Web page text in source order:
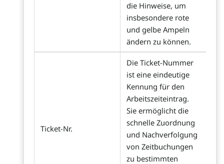
die Hinweise, um
insbesondere rote
und gelbe Ampeln
ändern zu können.
Ticket-Nr.
Die Ticket-Nummer
ist eine eindeutige
Kennung für den
Arbeitszeiteintrag.
Sie ermöglicht die
schnelle Zuordnung
und Nachverfolgung
von Zeitbuchungen
zu bestimmten